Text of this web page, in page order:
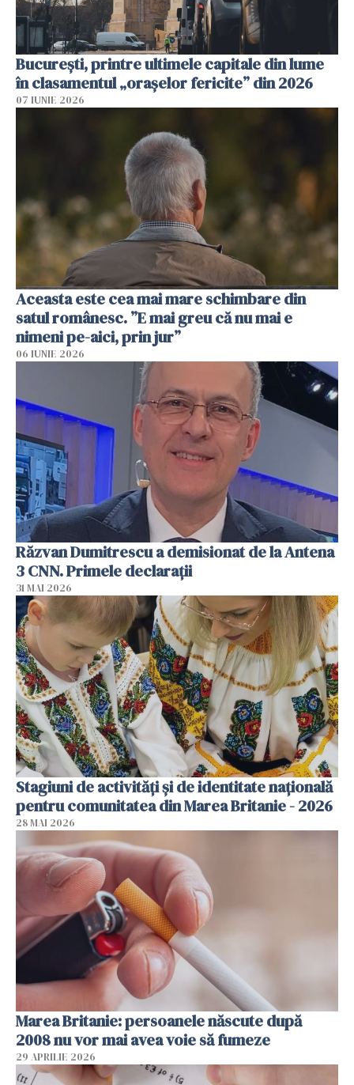
București, printre ultimele capitale din lume
în clasamentul „orașelor fericite” din 2026
07 IUNIE 2026
Aceasta este cea mai mare schimbare din
satul românesc. ”E mai greu că nu mai e
nimeni pe-aici, prin jur”
06 IUNIE 2026
Răzvan Dumitrescu a demisionat de la Antena
3 CNN. Primele declarații
31 MAI 2026
Stagiuni de activități și de identitate națională
pentru comunitatea din Marea Britanie - 2026
28 MAI 2026
Marea Britanie: persoanele născute după
2008 nu vor mai avea voie să fumeze
29 APRILIE 2026